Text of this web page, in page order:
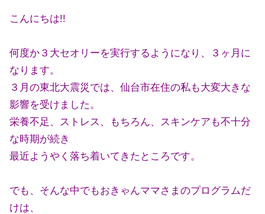
こんにちは!!
何度か３大セオリーを実行するようになり、３ヶ月に
なります。
３月の東北大震災では、仙台市在住の私も大変大きな
影響を受けました。
栄養不足、ストレス、もちろん、スキンケアも不十分
な時期が続き
最近ようやく落ち着いてきたところです。
でも、そんな中でもおきゃんママさまのプログラムだ
けは、